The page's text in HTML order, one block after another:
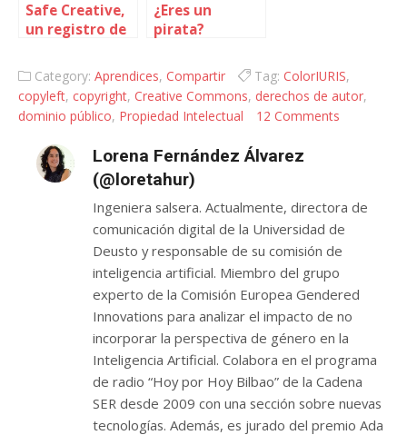
Safe Creative,
un registro de
intelectual a
nuestra
medida
¿Eres un
pirata?
Category: Aprendices, Compartir Tag: ColorIURIS,
copyleft, copyright, Creative Commons, derechos de autor,
dominio público, Propiedad Intelectual 12 Comments
Lorena Fernández Álvarez
(@loretahur)
Ingeniera salsera. Actualmente, directora de
comunicación digital de la Universidad de
Deusto y responsable de su comisión de
inteligencia artificial. Miembro del grupo
experto de la Comisión Europea Gendered
Innovations para analizar el impacto de no
incorporar la perspectiva de género en la
Inteligencia Artificial. Colabora en el programa
de radio “Hoy por Hoy Bilbao” de la Cadena
SER desde 2009 con una sección sobre nuevas
tecnologías. Además, es jurado del premio Ada